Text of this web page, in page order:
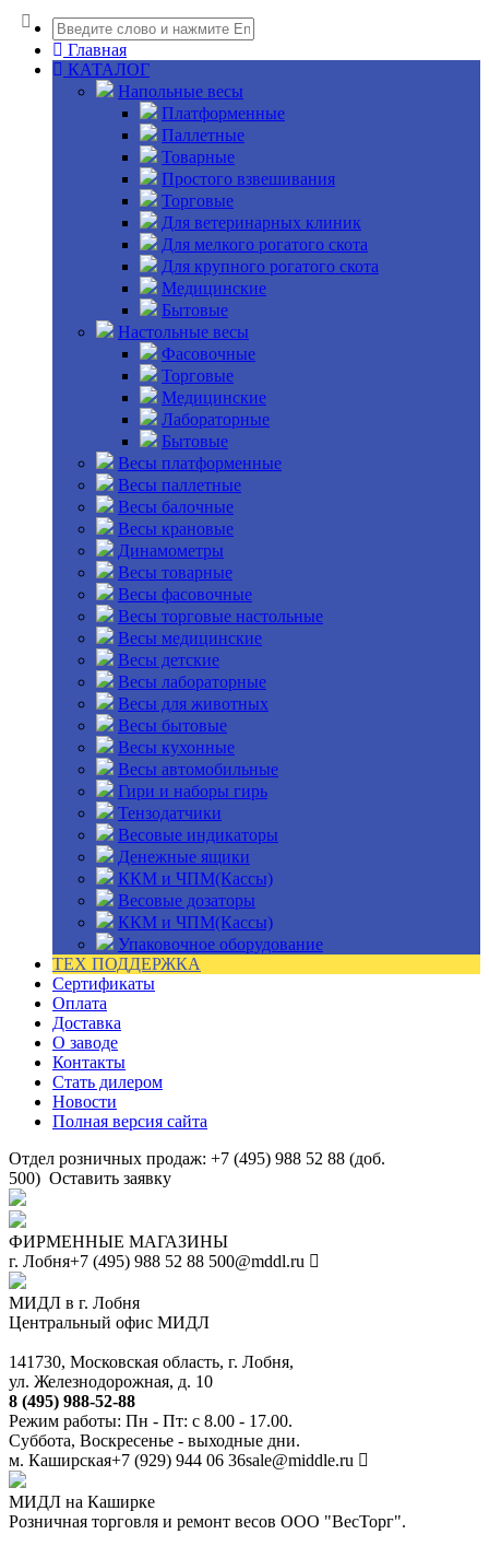
Главная
КАТАЛОГ
Напольные весы
Платформенные
Паллетные
Товарные
Простого взвешивания
Торговые
Для ветеринарных клиник
Для мелкого рогатого скота
Для крупного рогатого скота
Медицинские
Бытовые
Настольные весы
Фасовочные
Торговые
Медицинские
Лабораторные
Бытовые
Весы платформенные
Весы паллетные
Весы балочные
Весы крановые
Динамометры
Весы товарные
Весы фасовочные
Весы торговые настольные
Весы медицинские
Весы детские
Весы лабораторные
Весы для животных
Весы бытовые
Весы кухонные
Весы автомобильные
Гири и наборы гирь
Тензодатчики
Весовые индикаторы
Денежные ящики
ККМ и ЧПМ(Кассы)
Весовые дозаторы
ККМ и ЧПМ(Кассы)
Упаковочное оборудование
ТЕХ ПОДДЕРЖКА
Сертификаты
Оплата
Доставка
О заводе
Контакты
Стать дилером
Новости
Полная версия сайта
Отдел розничных продаж: +7 (495) 988 52 88 (доб.
500) Оставить заявку
ФИРМЕННЫЕ МАГАЗИНЫ
г. Лобня+7 (495) 988 52 88 500@mddl.ru
МИДЛ в г. Лобня
Центральный офис МИДЛ
141730, Московская область, г. Лобня,
ул. Железнодорожная, д. 10
8 (495) 988-52-88
Режим работы: Пн - Пт: с 8.00 - 17.00.
Суббота, Воскресенье - выходные дни.
м. Каширская+7 (929) 944 06 36sale@middle.ru
МИДЛ на Каширке
Розничная торговля и ремонт весов ООО "ВесТорг".